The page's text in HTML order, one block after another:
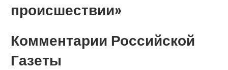
происшествии»
Комментарии Российской
Газеты